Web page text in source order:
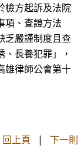
檢方起訴及法院
項、查證方法
乏嚴謹制度且查
長養犯罪」，
雄律師公會第十
回上頁 | 下一則